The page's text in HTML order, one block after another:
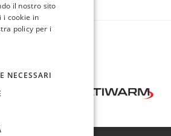
il nostro sito
i cookie in
policy per i
NECESSARI